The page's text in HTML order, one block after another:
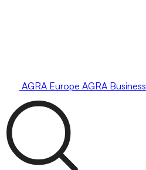
AGRA Europe AGRA Business